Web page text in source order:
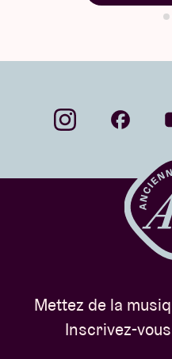
Mettez de la
Inscrivez-